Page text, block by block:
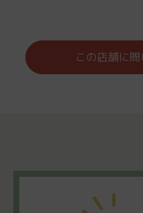
この店舗に